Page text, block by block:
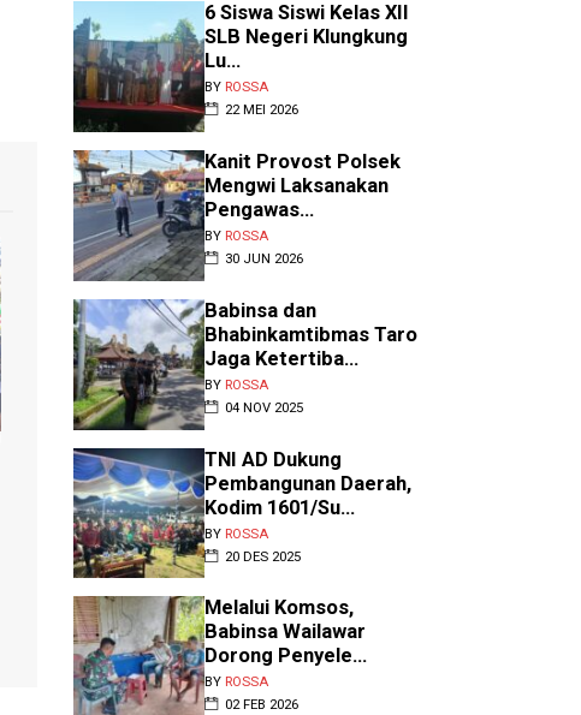
Perpisahan Haru Taruna
Akpol dan Siswa S...
ROSSA •AGU 08 2026
Lombok Barat, NTB – Lima hari
mungkin terasa singkat, tetapi
bagi anak-anak di Sekolah Rakyat
Dasa...
6 Siswa Siswi Kelas XII
SLB Negeri Klungkung
Lu...
BY ROSSA
22 MEI 2026
Kanit Provost Polsek
Mengwi Laksanakan
Pengawas...
BY ROSSA
30 JUN 2026
Babinsa dan
Bhabinkamtibmas Taro
Jaga Ketertiba...
BY ROSSA
04 NOV 2025
TNI AD Dukung
Pembangunan Daerah,
Kodim 1601/Su...
BY ROSSA
20 DES 2025
Melalui Komsos,
Babinsa Wailawar
Dorong Penyele...
BY ROSSA
02 FEB 2026